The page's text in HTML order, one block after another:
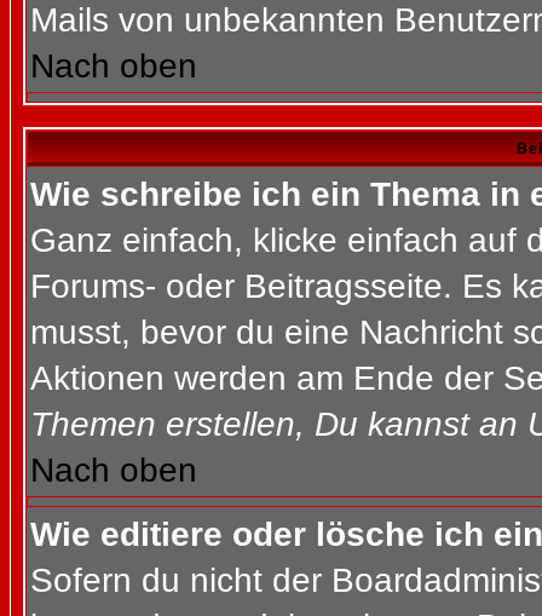
Mails von unbekannten
Nach oben
Wie schreibe ich ein Thema in
Ganz einfach, klicke einfach auf
Forums- oder Beitragsseite. Es
musst, bevor du eine Nachricht
Aktionen werden am Ende der
Themen erstellen, Du kannst an
Nach oben
Wie editiere oder lösche ich
Sofern du nicht der